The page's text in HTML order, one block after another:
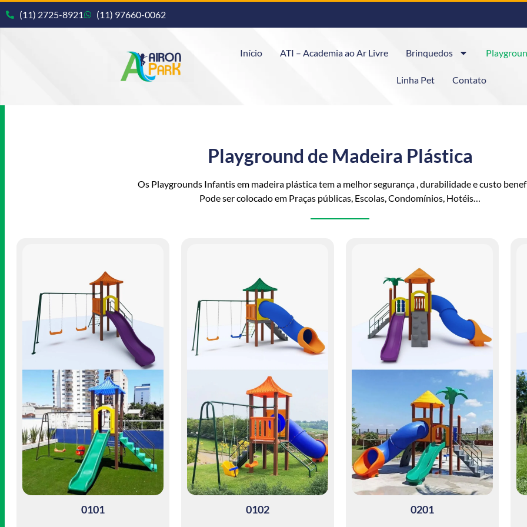
(11) 2725-8921 (11) 97660-0062
Início ATI – Academia ao Ar Livre Brinquedos
Linha Pet Contato
Playground de Madeira Plástica
Os Playgrounds Infantis em madeira plástica tem a melhor segurança , durabilidade e custo
Pode ser colocado em Praças públicas, Escolas, Condomínios, Hotéis…
0101 0102 0201